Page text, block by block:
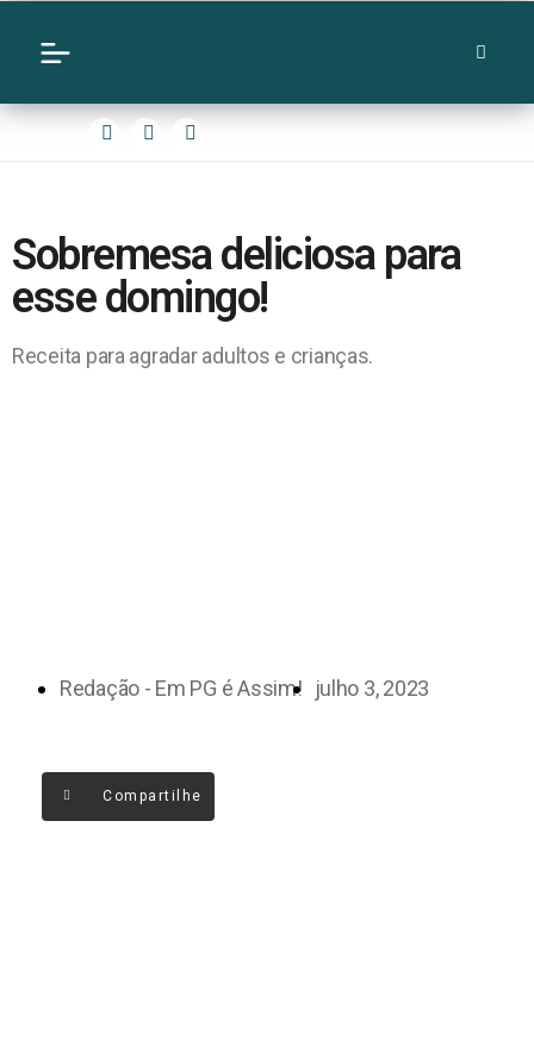
Sobremesa deliciosa para
esse domingo!
Receita para agradar adultos e crianças.
Redação - Em PG é Assim! julho 3, 2023
Compartilhe